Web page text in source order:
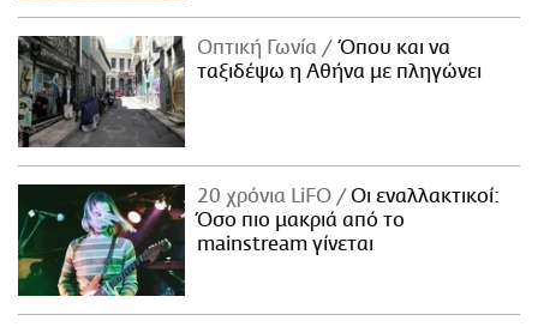
Οπτική Γωνία
Όπου και να
ταξιδέψω η Αθήνα με πληγώνει
20 χρόνια LiFO
Οι εναλλακτικοί:
Όσο πιο μακριά από το
mainstream γίνεται